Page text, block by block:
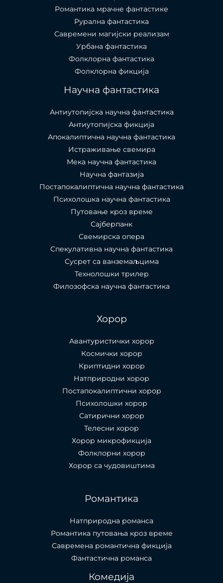
Романтика мрачне фантастике
Рурална фантастика
Савремени магијски реализам
Урбана фантастика
Фолклорна фантастика
Фолклорна фикција
Научна фантастика
Антиутопијска научна фантастика
Антиутопијска фикција
Апокалиптична научна фантастика
Истраживање свемира
Мека научна фантастика
Научна фантазија
Постапокалиптична научна фантастика
Психолошка научна фантастика
Путовање кроз време
Сајберпанк
Свемирска опера
Спекулативна научна фантастика
Сусрет са ванземаљцима
Технолошки трилер
Филозофска научна фантастика
Хорор
Авантуристички хорор
Космички хорор
Криптидни хорор
Натприродни хорор
Постапокалиптични хорор
Психолошки хорор
Сатирични хорор
Телесни хорор
Хорор микрофикција
Фолклорни хорор
Хорор са чудовиштима
Романтика
Натприродна романса
Романтика путовања кроз време
Савремена романтична фикција
Фантастична романса
Комедија